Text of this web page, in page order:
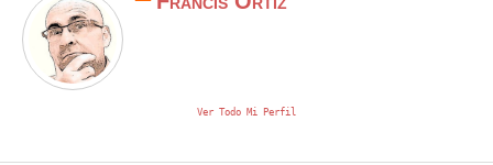
Ver Todo Mi Perfil